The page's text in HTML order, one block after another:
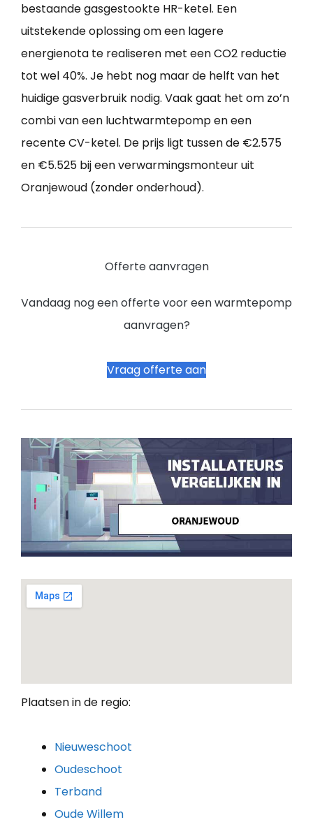
bestaande gasgestookte HR-ketel. Een
uitstekende oplossing om een lagere
energienota te realiseren met een CO2 reductie
tot wel 40%. Je hebt nog maar de helft van het
huidige gasverbruik nodig. Vaak gaat het om zo’n
combi van een luchtwarmtepomp en een
recente CV-ketel. De prijs ligt tussen de €2.575
en €5.525 bij een verwarmingsmonteur uit
Oranjewoud (zonder onderhoud).
Offerte aanvragen
Vandaag nog een offerte voor een warmtepomp
aanvragen?
Vraag offerte aan
Plaatsen in de regio:
Nieuweschoot
Oudeschoot
Terband
Oude Willem